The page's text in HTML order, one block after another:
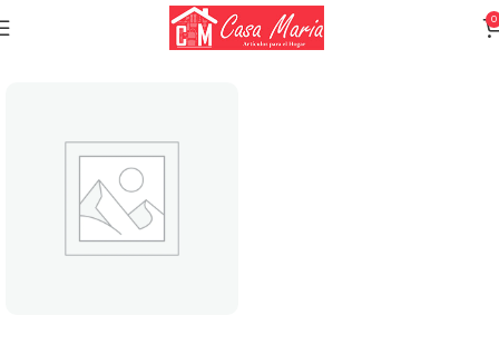
0
Calderas, Ollas y Sartenes Sartenes